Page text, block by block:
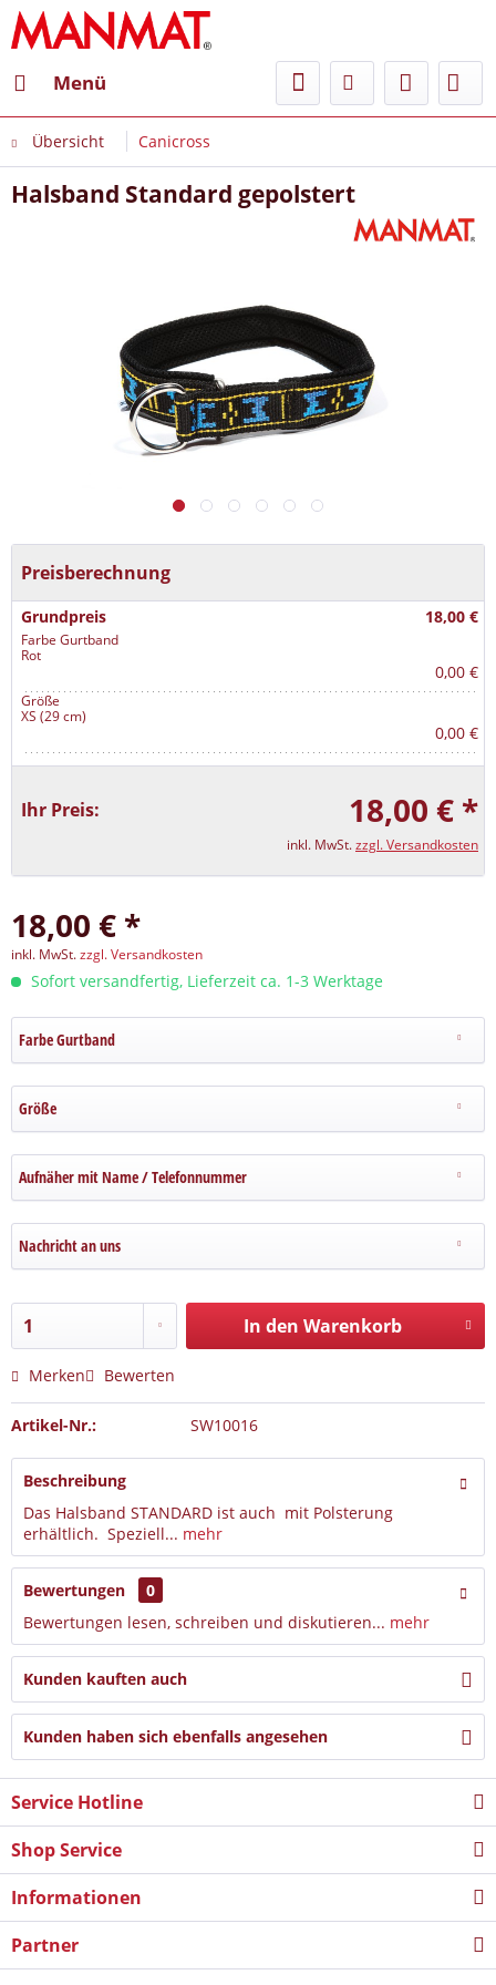
Menü
Übersicht Canicross
Halsband Standard gepolstert
Preisberechnung
Grundpreis 18,00 €
Farbe Gurtband
Rot
0,00 €
Größe
XS (29 cm)
0,00 €
Ihr Preis: 18,00 € *
inkl. MwSt.zzgl. Versandkosten
18,00 € *
inkl. MwSt.zzgl. Versandkosten
Sofort versandfertig, Lieferzeit ca. 1-3 Werktage
Farbe Gurtband
Größe
Aufnäher mit Name / Telefonnummer
Nachricht an uns
In den Warenkorb
Merken Bewerten
Artikel-Nr.: SW10016
Beschreibung
Das Halsband STANDARD ist auch mit Polsterung
erhältlich. Speziell... mehr
Bewertungen
0
Bewertungen lesen, schreiben und diskutieren... mehr
Kunden kauften auch
Kunden haben sich ebenfalls angesehen
Service Hotline
Shop Service
Informationen
Partner